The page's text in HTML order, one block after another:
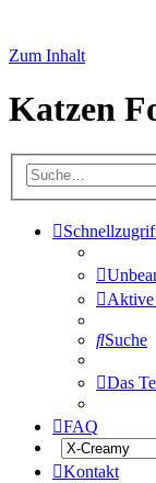
Zum Inhalt
Katzen
Aktive
Suche
Das
FAQ
Kontakt